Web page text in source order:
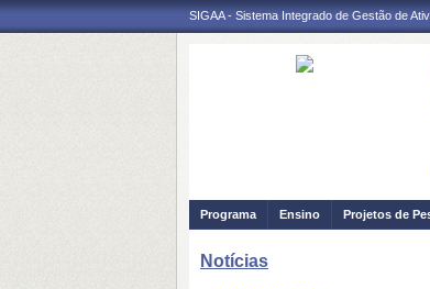
SIGAA - Sistema Integrado de Gestão de
Programa Ensino Projetos de
Notícias